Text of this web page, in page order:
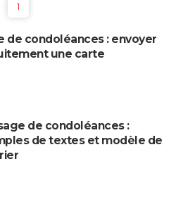
1
de condoléances : envoyer
une carte
de condoléances :
de textes et modèle de